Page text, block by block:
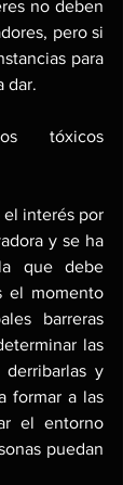
no deben
pero si
para
dar.
tóxicos
el interés por
y se ha
que debe
el momento
barreras
las
y
formar a las
el entorno
puedan